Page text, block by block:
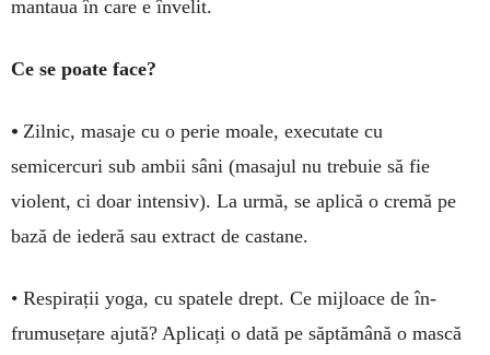
mantaua în care e în­velit.
Ce se poate face?
• Zilnic, masaje cu o perie moa­­le, exe­cutate cu
semicercuri sub ambii sâni (masajul nu trebuie să fie
violent, ci doar intensiv). La urmă, se aplică o cre­mă pe
bază de iederă sau extract de castane.
• Res­pirații yoga, cu spatele drept. Ce mijloace de în­
frumusețare ajută? Apli­cați o dată pe săp­tă­mână o mască